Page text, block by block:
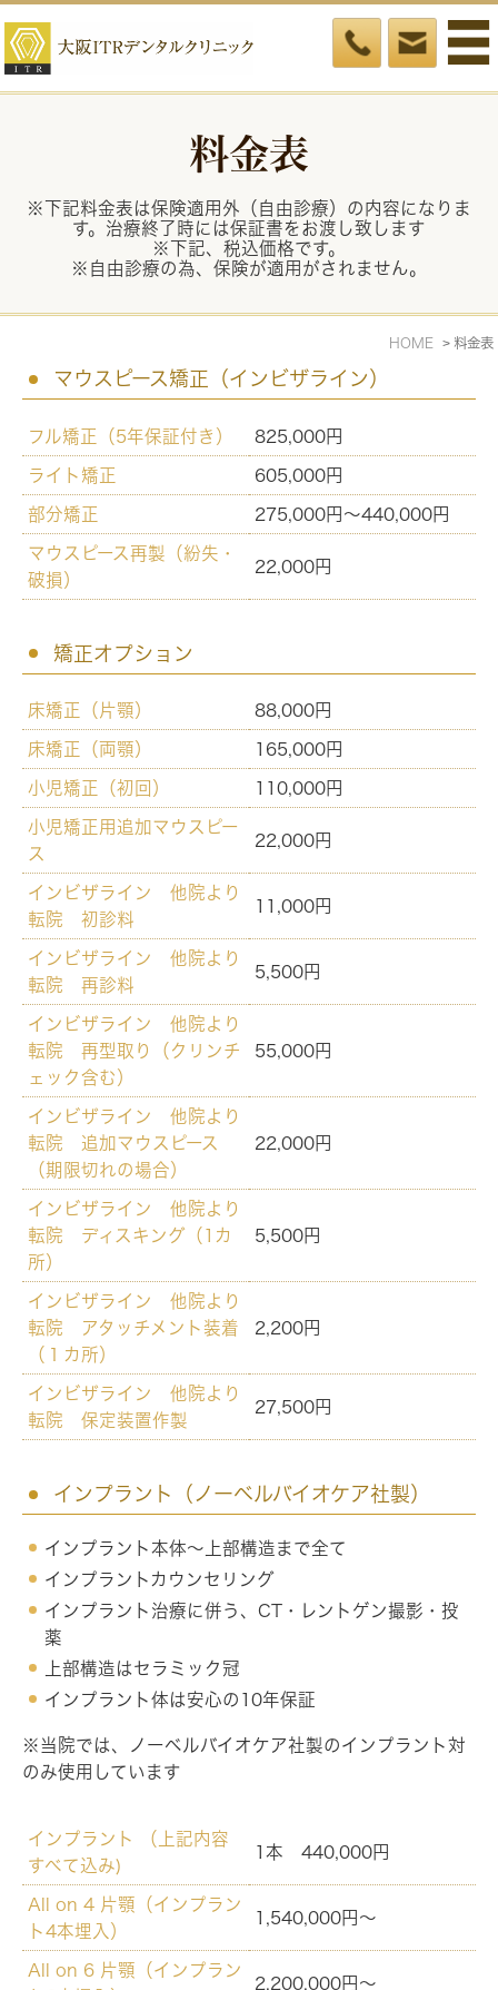
料金表
※下記料金表は保険適用外（自由診療）の内容になりま
す。治療終了時には保証書をお渡し致します
※下記、税込価格です。
※自由診療の為、保険が適用がされません。
HOME 料金表
マウスピース矯正（インビザライン）
フル矯正（5年保証付き） 825,000円
ライト矯正 605,000円
部分矯正 275,000円～440,000円
マウスピース再製（紛失・
破損）
22,000円
矯正オプション
床矯正（片顎） 88,000円
床矯正（両顎） 165,000円
小児矯正（初回） 110,000円
小児矯正用追加マウスピー
ス
22,000円
インビザライン 他院より
転院 初診料
11,000円
インビザライン 他院より
転院 再診料
5,500円
インビザライン 他院より
転院 再型取り（クリンチ
ェック含む）
55,000円
インビザライン 他院より
転院 追加マウスピース
（期限切れの場合）
22,000円
インビザライン 他院より
転院 ディスキング（1カ
所）
5,500円
インビザライン 他院より
転院 アタッチメント装着
（１カ所）
2,200円
インビザライン 他院より
転院 保定装置作製
27,500円
インプラント（ノーベルバイオケア社製）
インプラント本体～上部構造まで全て
インプラントカウンセリング
インプラント治療に併う、CT・レントゲン撮影・投
薬
上部構造はセラミック冠
インプラント体は安心の10年保証
※当院では、ノーベルバイオケア社製のインプラント対
のみ使用しています
インプラント （上記内容
すべて込み)
1本 440,000円
All on 4 片顎（インプラン
ト4本埋入）
1,540,000円～
All on 6 片顎（インプラン
2,200,000円～